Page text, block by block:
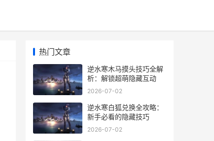
热门文章
逆水寒木马摸头技巧全解
析：解锁超萌隐藏互动
2026-07-02
逆水寒白狐兑换全攻略：
新手必看的隐藏技巧
2026-07-02